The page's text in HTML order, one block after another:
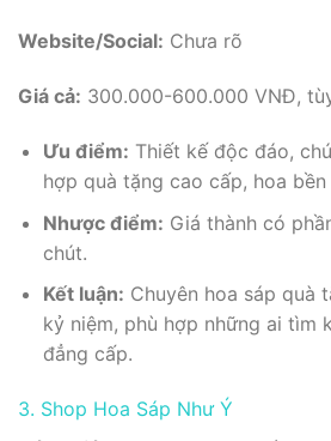
Website/Social: Chưa rõ
Giá cả: 300.000-600.000 VNĐ,
Ưu điểm: Thiết kế độc đáo,
hợp quà tặng cao cấp, hoa bền
Nhược điểm: Giá thành có
chút.
Kết luận: Chuyên hoa sáp quà
kỷ niệm, phù hợp những ai tìm
đẳng cấp.
3. Shop Hoa Sáp Như Ý